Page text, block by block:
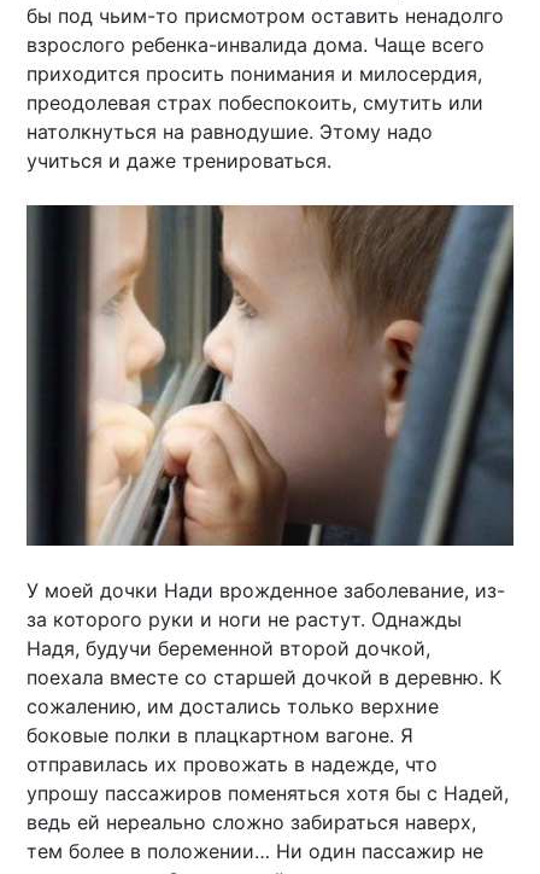
бы под чьим-то присмотром оставить ненадолго
взрослого ребенка-инвалида дома. Чаще всего
приходится просить понимания и милосердия,
преодолевая страх побеспокоить, смутить или
натолкнуться на равнодушие. Этому надо
учиться и даже тренироваться.
У моей дочки Нади врожденное заболевание, из-
за которого руки и ноги не растут. Однажды
Надя, будучи беременной второй дочкой,
поехала вместе со старшей дочкой в деревню. К
сожалению, им достались только верхние
боковые полки в плацкартном вагоне. Я
отправилась их провожать в надежде, что
упрошу пассажиров поменяться хотя бы с Надей,
ведь ей нереально сложно забираться наверх,
тем более в положении… Ни один пассажир не